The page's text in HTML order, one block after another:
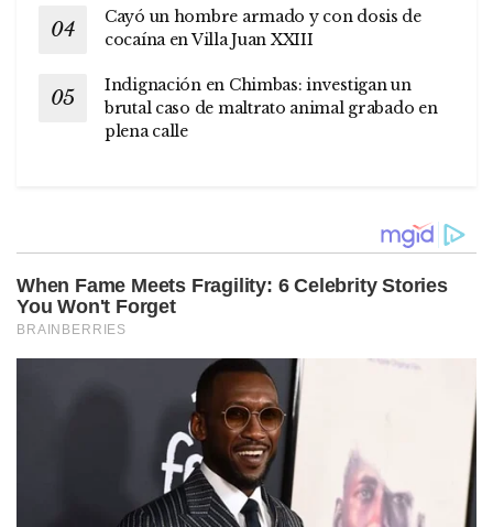
Cayó un hombre armado y con dosis de
cocaína en Villa Juan XXIII
Indignación en Chimbas: investigan un
brutal caso de maltrato animal grabado en
plena calle